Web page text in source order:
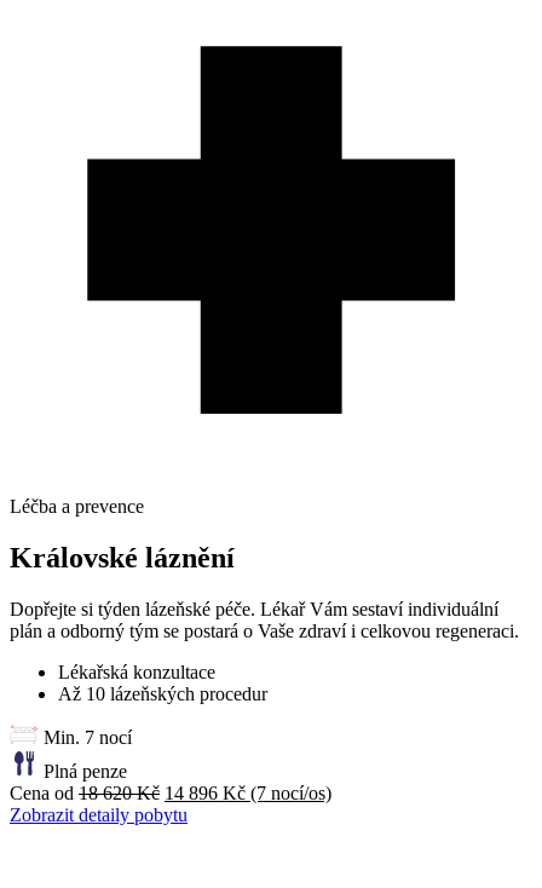
Léčba a prevence
Královské láznění
Dopřejte si týden lázeňské péče. Lékař Vám sestaví individuální
plán a odborný tým se postará o Vaše zdraví i celkovou regeneraci.
Lékařská konzultace
Až 10 lázeňských procedur
Min. 7 nocí
Plná penze
Cena od 18 620 Kč 14 896 Kč (7 nocí/os)
Zobrazit detaily pobytu